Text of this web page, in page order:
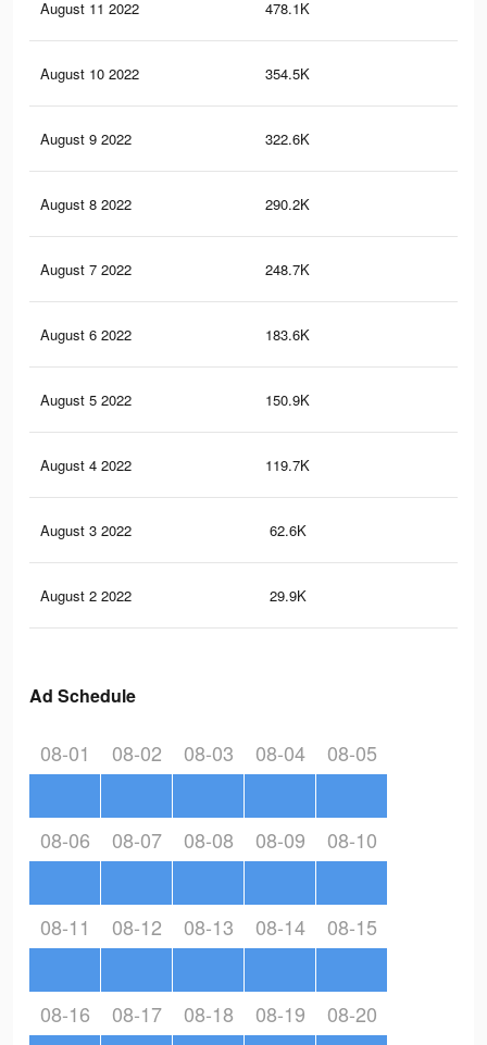
August 11 2022 478.1K
August 10 2022 354.5K
August 9 2022 322.6K
August 8 2022 290.2K
August 7 2022 248.7K
August 6 2022 183.6K
August 5 2022 150.9K
August 4 2022 119.7K
August 3 2022 62.6K
August 2 2022 29.9K
Ad Schedule
08-01 08-02 08-03 08-04 08-05
08-06 08-07 08-08 08-09 08-10
08-11 08-12 08-13 08-14 08-15
08-16 08-17 08-18 08-19 08-20